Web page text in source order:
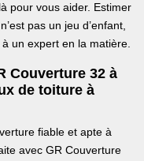
pour vous aider. Estimer
pas un jeu d’enfant,
un expert en la matière.
Couverture 32 à
de toiture à
fiable et apte à
avec GR Couverture